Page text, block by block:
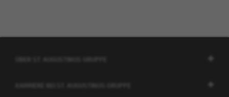
Dieser Cookie wird von Facebook zu